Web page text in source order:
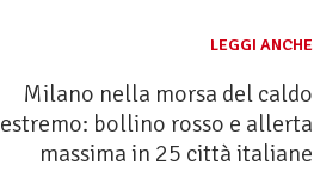
LEGGI ANCHE
Milano nella morsa del caldo
estremo: bollino rosso e allerta
massima in 25 città italiane